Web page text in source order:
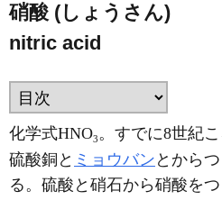
硝酸 (しょうさん)
nitric acid
化学式HNO3。すでに8世紀こ
硫酸銅と ミョウバン とから
る。硫酸と硝石から硝酸を